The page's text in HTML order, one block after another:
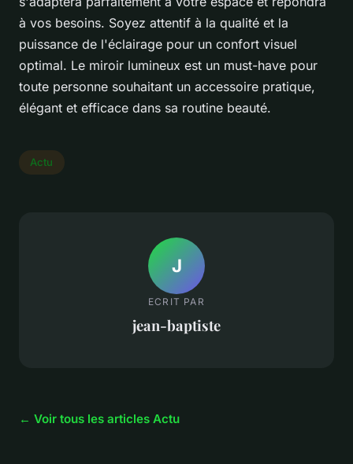
à vos besoins. Soyez attentif à la qualité et la
puissance de l'éclairage pour un confort visuel
optimal. Le miroir lumineux est un must-have pour
toute personne souhaitant un accessoire pratique,
élégant et efficace dans sa routine beauté.
Actu
J
ECRIT PAR
jean-baptiste
← Voir tous les articles Actu